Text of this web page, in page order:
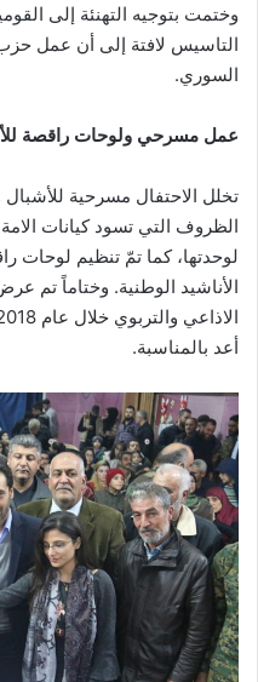
وختمت بتوجيه التهنئة إلى
التاسيس لافتة إلى أن عمل
السوري.
عمل مسرحي ولوحات راقصة
تخلل الاحتفال مسرحية
الظروف التي تسود كيانات
لوحدتها، كما تمّ تنظيم لوحات
الأناشيد الوطنية. وختاماً تم
أعد بالمناسبة.